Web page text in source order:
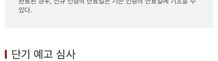
있다.
단기 예고 심사